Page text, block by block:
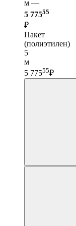
м —
5 77555
₽
Пакет
(полиэтилен)
5
м
5 77555₽